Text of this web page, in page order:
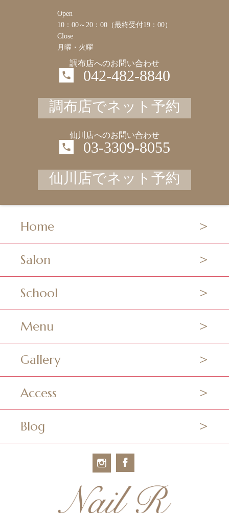
Open
10：00～20：00（最終受付19：00）
Close
月曜・火曜
調布店へのお問い合わせ
042-482-8840
調布店でネット予約
仙川店へのお問い合わせ
03-3309-8055
仙川店でネット予約
Home
Salon
School
Menu
Gallery
Access
Blog